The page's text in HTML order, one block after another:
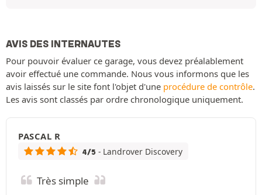
AVIS DES INTERNAUTES
Pour pouvoir évaluer ce garage, vous devez préalablement
avoir effectué une commande. Nous vous informons que les
avis laissés sur le site font l'objet d'une procédure de contrôle.
Les avis sont classés par ordre chronologique uniquement.
PASCAL R
4/5 - Landrover Discovery
Très simple